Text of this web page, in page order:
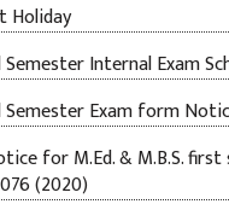
Holiday
Semester Internal Exam
Semester Exam form
for M.Ed. & M.B.S.
(2020)